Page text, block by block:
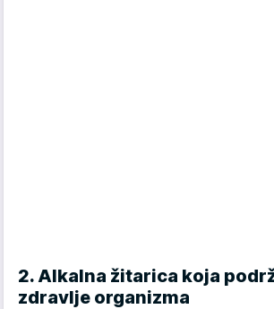
2. Alkalna žitarica koja
zdravlje organizma